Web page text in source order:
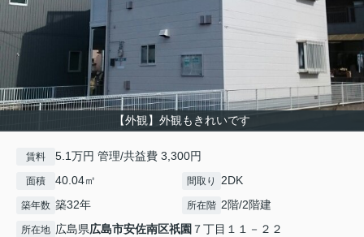
【外観】外観もきれいです
賃料 5.1万円 管理/共益費 3,300円
面積 40.04㎡ 間取り 2DK
築年数 築32年 所在階 2階/2階建
所在地 広島県広島市安佐南区祇園 ７丁目１１－２２